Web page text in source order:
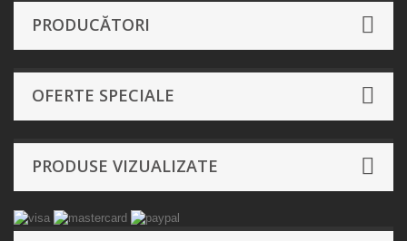
PRODUCĂTORI
OFERTE SPECIALE
PRODUSE VIZUALIZATE